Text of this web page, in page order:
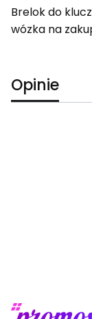
Brelok do
wózka na
Opinie